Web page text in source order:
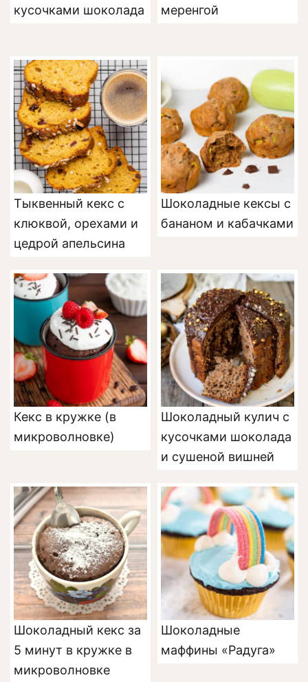
кусочками шоколада
меренгой
Тыквенный кекс с
клюквой, орехами и
цедрой апельсина
Шоколадные кексы с
бананом и кабачками
Кекс в кружке (в
микроволновке)
Шоколадный кулич с
кусочками шоколада
и сушеной вишней
Шоколадный кекс за
5 минут в кружке в
микроволновке
Шоколадные
маффины «Радуга»